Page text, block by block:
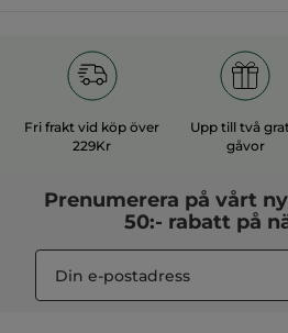
Fri frakt vid köp över
229Kr
Upp till två
gåvor
Prenumerera på vårt
50:- rabatt på